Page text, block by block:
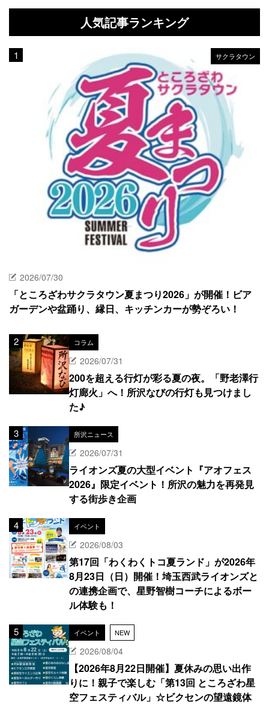
人気記事ランキング
サクラタウン
2026/07/30
「ところざわサクラタウン夏まつり2026」が開催！ビア
ガーデンや盆踊り、縁日、キッチンカーが勢ぞろい！
コラム
2026/07/31
200を超える行灯が彩る夏の夜。「野老澤行
灯廊火」へ！所沢なびの行灯も見つけまし
た♪
所沢ニュース
2026/07/31
ライオンズ夏の大型イベント『アオフェス
2026』限定イベント！所沢の魅力を再発見
する街歩き企画
イベント
2026/08/03
第17回「わくわくトコ夏ランド」が2026年
8月23日（日）開催！埼玉西武ライオンズと
の連携企画で、星野智樹コーチによるボー
ル体験も！
イベント NEW
2026/08/04
【2026年8月22日開催】夏休みの思い出作
りに！親子で楽しむ「第13回 ところざわ星
空フェスティバル」☆ビクセンの望遠鏡体